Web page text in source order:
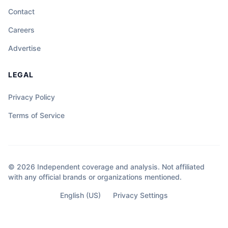
Contact
Careers
Advertise
LEGAL
Privacy Policy
Terms of Service
© 2026 Independent coverage and analysis. Not affiliated
with any official brands or organizations mentioned.
English (US) Privacy Settings